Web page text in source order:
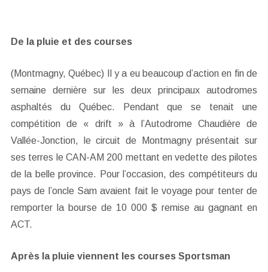
De la pluie et des courses
(Montmagny, Québec) Il y a eu beaucoup d’action en fin de
semaine dernière sur les deux principaux autodromes
asphaltés du Québec. Pendant que se tenait une
compétition de « drift » à l’Autodrome Chaudière de
Vallée-Jonction, le circuit de Montmagny présentait sur
ses terres le CAN-AM 200 mettant en vedette des pilotes
de la belle province. Pour l’occasion, des compétiteurs du
pays de l’oncle Sam avaient fait le voyage pour tenter de
remporter la bourse de 10 000 $ remise au gagnant en
ACT.
Après la pluie viennent les courses Sportsman